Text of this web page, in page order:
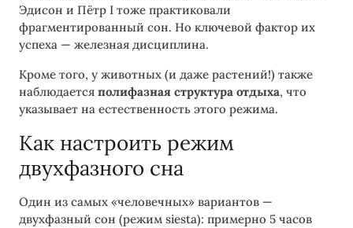
Эдисон и Пётр I тоже практиковали
фрагментированный сон. Но ключевой фактор их
успеха — железная дисциплина.
Кроме того, у животных (и даже растений!) также
наблюдается полифазная структура отдыха, что
указывает на естественность этого режима.
Как настроить режим
двухфазного сна
Один из самых «человечных» вариантов —
двухфазный сон (режим siesta): примерно 5 часов